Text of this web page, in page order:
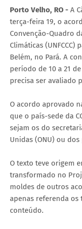
Porto Velho, RO - A
terça-feira 19, o
Convenção-Quadro
Climáticas (UNFCCC)
Belém, no Pará. A
período de 10 a 21
precisa ser avaliado
O acordo aprovado
que o país-sede da
sejam os do
Unidas (ONU) ou
O texto teve origem
transformado no
moldes de outros
apenas referenda os
conteúdo.